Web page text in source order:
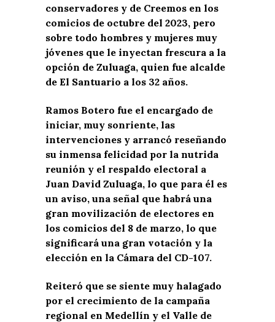
conservadores y de Creemos en los
comicios de octubre del 2023, pero
sobre todo hombres y mujeres muy
jóvenes que le inyectan frescura a la
opción de Zuluaga, quien fue alcalde
de El Santuario a los 32 años.
Ramos Botero fue el encargado de
iniciar, muy sonriente, las
intervenciones y arrancó reseñando
su inmensa felicidad por la nutrida
reunión y el respaldo electoral a
Juan David Zuluaga, lo que para él es
un aviso, una señal que habrá una
gran movilización de electores en
los comicios del 8 de marzo, lo que
significará una gran votación y la
elección en la Cámara del CD-107.
Reiteró que se siente muy halagado
por el crecimiento de la campaña
regional en Medellín y el Valle de